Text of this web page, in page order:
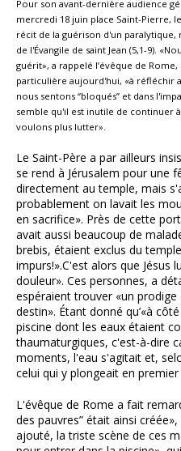
Pour son avant-dernière audience
mercredi 18 juin place Saint-Pierre,
récit de la guérison d'un
de l'Évangile de saint Jean (5,1-9).
guérit», a rappelé l’évêque de
particulière aujourd'hui, «à réfléchir
nous sentons “bloqués” et dans
semble qu'il est inutile de continuer
voulons plus lutter».
Le Saint-Père a par ailleurs
se rend à Jérusalem pour une
directement au temple, mais
probablement on lavait les
en sacrifice». Près de cette
avait aussi beaucoup de
brebis, étaient exclus du
impurs!».C'est alors que Jésus
douleur». Ces personnes, a
espéraient trouver «un
destin». Étant donné qu’«à
piscine dont les eaux étaient
thaumaturgiques, c'est-à-dire
moments, l'eau s'agitait et,
celui qui y plongeait en
L'évêque de Rome a fait
des pauvres” était ainsi
ajouté, la triste scène de ces